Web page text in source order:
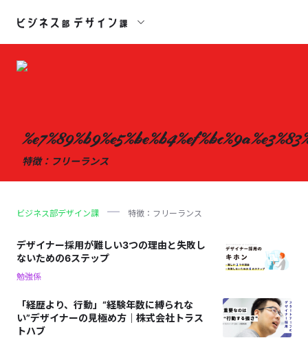
特徴：フリーランス
ビジネス部デザイン課 特徴：フリーランス
デザイナー採用が難しい3つの理由と失敗し
ないための6ステップ
勉強係
「経歴より、行動」“経験年数に縛られな
い”デザイナーの見極め方｜株式会社トラス
トハブ